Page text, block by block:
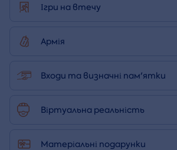
Ігри на втечу
Армія
Входи та визначні пам'ятки
Віртуальна реальність
Матеріальні подарунки